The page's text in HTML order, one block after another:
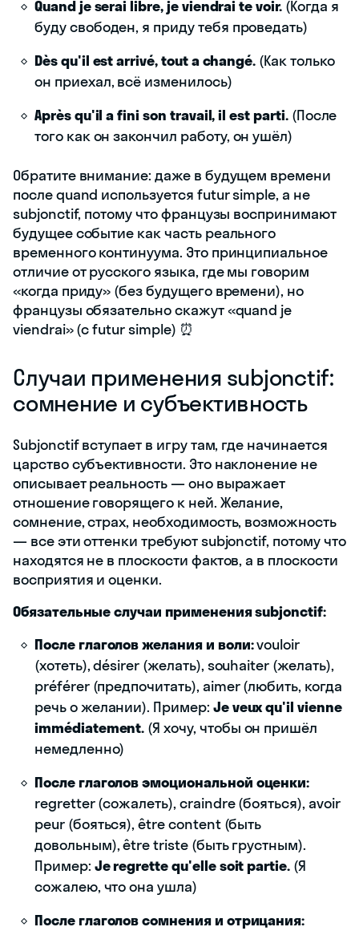
Quand je serai libre, je viendrai te voir.(Когда я
буду свободен, я приду тебя проведать)
Dès qu'il est arrivé, tout a changé. (Как только
он приехал, всё изменилось)
Après qu'il a fini son travail, il est parti.(После
того как он закончил работу, он ушёл)
Обратите внимание: даже в будущем времени
после quand используется futur simple, а не
subjonctif, потому что французы воспринимают
будущее событие как часть реального
временного континуума. Это принципиальное
отличие от русского языка, где мы говорим
«когда приду» (без будущего времени), но
французы обязательно скажут «quand je
viendrai» (с futur simple) ⏰
Случаи применения subjonctif:
сомнение и субъективность
Subjonctif вступает в игру там, где начинается
царство субъективности. Это наклонение не
описывает реальность — оно выражает
отношение говорящего к ней. Желание,
сомнение, страх, необходимость, возможность
— все эти оттенки требуют subjonctif, потому что
находятся не в плоскости фактов, а в плоскости
восприятия и оценки.
Обязательные случаи применения subjonctif:
После глаголов желания и воли:vouloir
(хотеть), désirer (желать), souhaiter (желать),
préférer (предпочитать), aimer (любить, когда
речь о желании). Пример: Je veux qu'il vienne
immédiatement. (Я хочу, чтобы он пришёл
немедленно)
После глаголов эмоциональной оценки:
regretter (сожалеть), craindre (бояться), avoir
peur (бояться), être content (быть
довольным), être triste (быть грустным).
Пример: Je regrette qu'elle soit partie. (Я
сожалею, что она ушла)
После глаголов сомнения и отрицания: